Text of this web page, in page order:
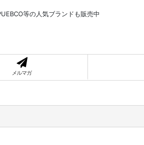
等の人気ブランドも販売中
メルマガ